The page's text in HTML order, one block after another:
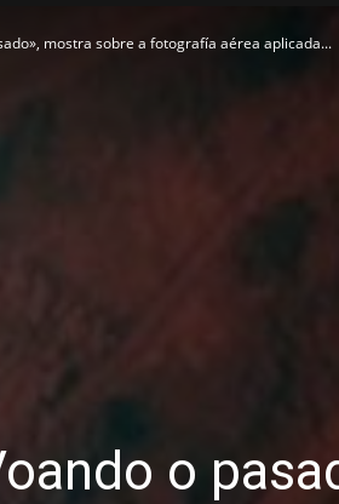
mostra sobre a fotografía aérea aplicada...
o